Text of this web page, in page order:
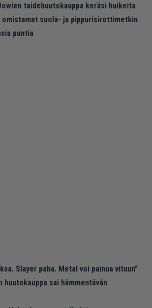
taidehuutokauppa keräsi huikeita
omistamat suola- ja pippurisirottimetkin
puntia
Slayer paha. Metal voi painua vituun”
sai hämmentävän